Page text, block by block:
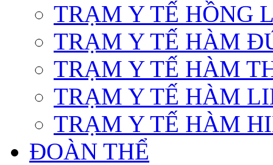
TRẠM Y TẾ HỒNG
TRẠM Y TẾ HÀM
TRẠM Y TẾ HÀM
TRẠM Y TẾ HÀM
TRẠM Y TẾ HÀM
ĐOÀN THỂ